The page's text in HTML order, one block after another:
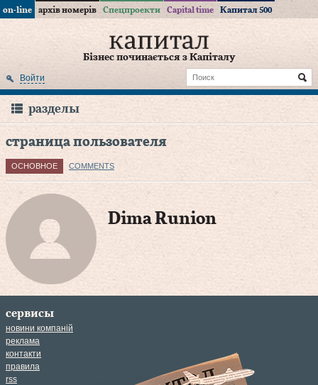
on-line архів номерів Спецпроекти Capital time Капитал 500
Бізнес починається з Капіталу
Войти
разделы
страница пользователя
ОСНОВНОЕ COMMENTS
Dima Runion
сервисы
новини компаній
реклама
контакти
правила
rss